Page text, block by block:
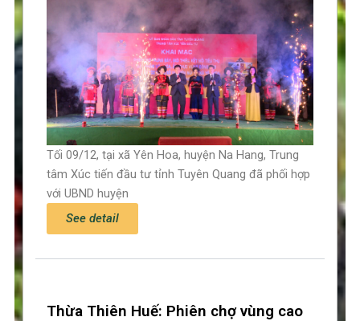
Tối 09/12, tại xã Yên Hoa, huyện Na Hang, Trung
tâm Xúc tiến đầu tư tỉnh Tuyên Quang đã phối hợp
với UBND huyện
See detail
Thừa Thiên Huế: Phiên chợ vùng cao